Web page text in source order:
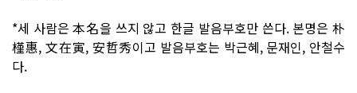
*세 사람은 本名을 쓰지 않고 한글 발음부호만 쓴다. 본명은 朴
槿惠, 文在寅, 安哲秀이고 발음부호는 박근혜, 문재인, 안철수
다.